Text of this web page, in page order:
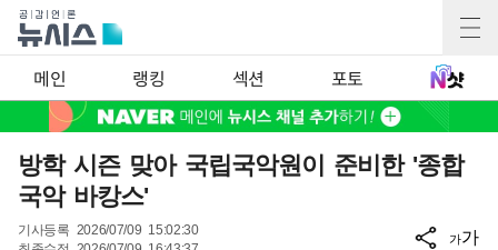
메인 랭킹 섹션 포토
방학 시즌 맞아 국립국악원이 준비한 '종합
국악 바캉스'
기사등록 2026/07/09 15:02:30
가가